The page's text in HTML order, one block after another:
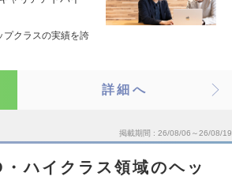
クラスの実績を誇
詳細へ
掲載期間 26/08/06～26/08/19
ハイクラス領域のヘッ